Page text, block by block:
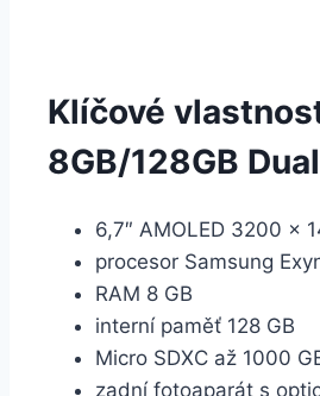
Klíčové
8GB/128GB
6,7″ AMOLED 3200 ×
procesor Samsung
RAM 8 GB
interní paměť 128 GB
Micro SDXC až 1000
zadní fotoaparát s